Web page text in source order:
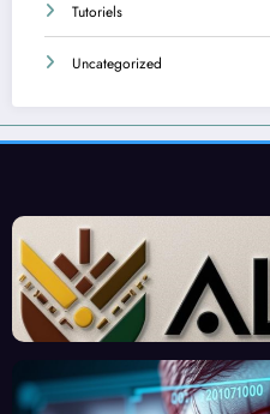
Tutoriels
Uncategorized